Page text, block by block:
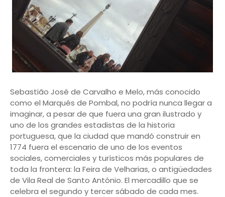
Sebastião José de Carvalho e Melo, más conocido
como el Marqués de Pombal, no podría nunca llegar a
imaginar, a pesar de que fuera una gran ilustrado y
uno de los grandes estadistas de la historia
portuguesa, que la ciudad que mandó construir en
1774 fuera el escenario de uno de los eventos
sociales, comerciales y turísticos más populares de
toda la frontera: la Feira de Velharias, o antigüedades
de Vila Real de Santo António. El mercadillo que se
celebra el segundo y tercer sábado de cada mes.